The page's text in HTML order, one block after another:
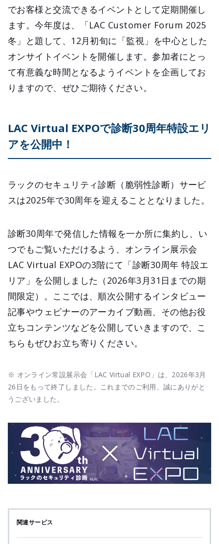
でお客様と交流できるイベントとして定期開催し
ます。今年度は、「LAC Customer Forum 2025
冬」と題して、12月初旬に「監視」を中心とした
オンサイトイベントを開催します。参加者にとっ
て有意義な時間となるようイベントを企画してお
りますので、ぜひご期待ください。
LAC Virtual EXPOで診断30周年特設エリ
アを公開中！
ラックのセキュリティ診断（脆弱性診断）サービ
スは2025年で30周年を迎えることとなりました。
診断30周年で発信した情報を一か所に集約し、い
つでもご覧いただけるよう、オンライン展示会
LAC Virtual EXPOの3階にて「診断30周年 特設エ
リア」を公開しました（2026年3月31日までの期
間限定）。ここでは、順次公開するインタビュー
記事やウェビナーのアーカイブ動画、その他お役
立ちコンテンツなどを公開していきますので、こ
ちらもぜひお立ち寄りください。
※ オンライン常設展示会「LAC Virtual EXPO」は、2026年3月
26日をもって終了しました。これまでのご利用、誠にありがと
うございました。
関連サービス